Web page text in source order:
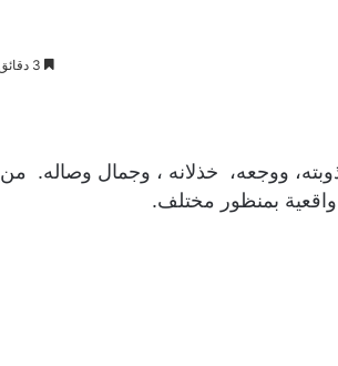
ووجعه، خذلانه ، وجمال وصاله. من
بمنظور مختلف.